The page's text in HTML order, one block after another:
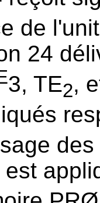
de
24
3, TE2,
est